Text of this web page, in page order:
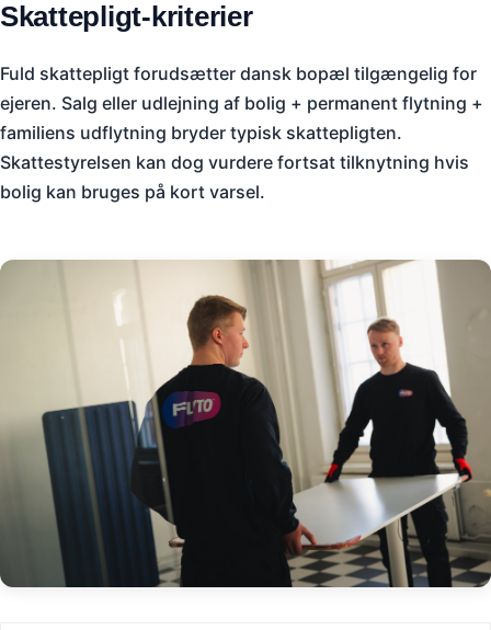
Skattepligt-kriterier
Fuld skattepligt forudsætter dansk bopæl tilgængelig for
ejeren. Salg eller udlejning af bolig + permanent flytning +
familiens udflytning bryder typisk skattepligten.
Skattestyrelsen kan dog vurdere fortsat tilknytning hvis
bolig kan bruges på kort varsel.